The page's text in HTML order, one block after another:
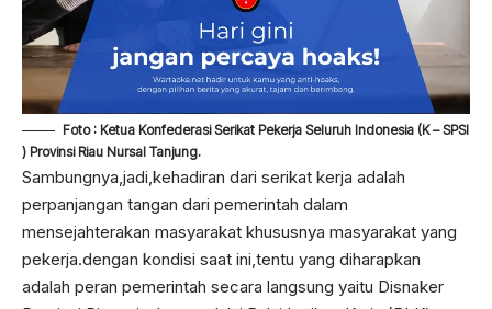
Foto : Ketua Konfederasi Serikat Pekerja Seluruh Indonesia (K – SPSI
) Provinsi Riau Nursal Tanjung.
Sambungnya,jadi,kehadiran dari serikat kerja adalah
perpanjangan tangan dari pemerintah dalam
mensejahterakan masyarakat khususnya masyarakat yang
pekerja.dengan kondisi saat ini,tentu yang diharapkan
adalah peran pemerintah secara langsung yaitu Disnaker